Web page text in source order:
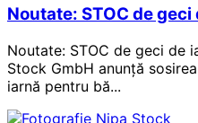
Noutate: STOC de
Noutate: STOC de geci de
Stock GmbH anunță
iarnă pentru bă...